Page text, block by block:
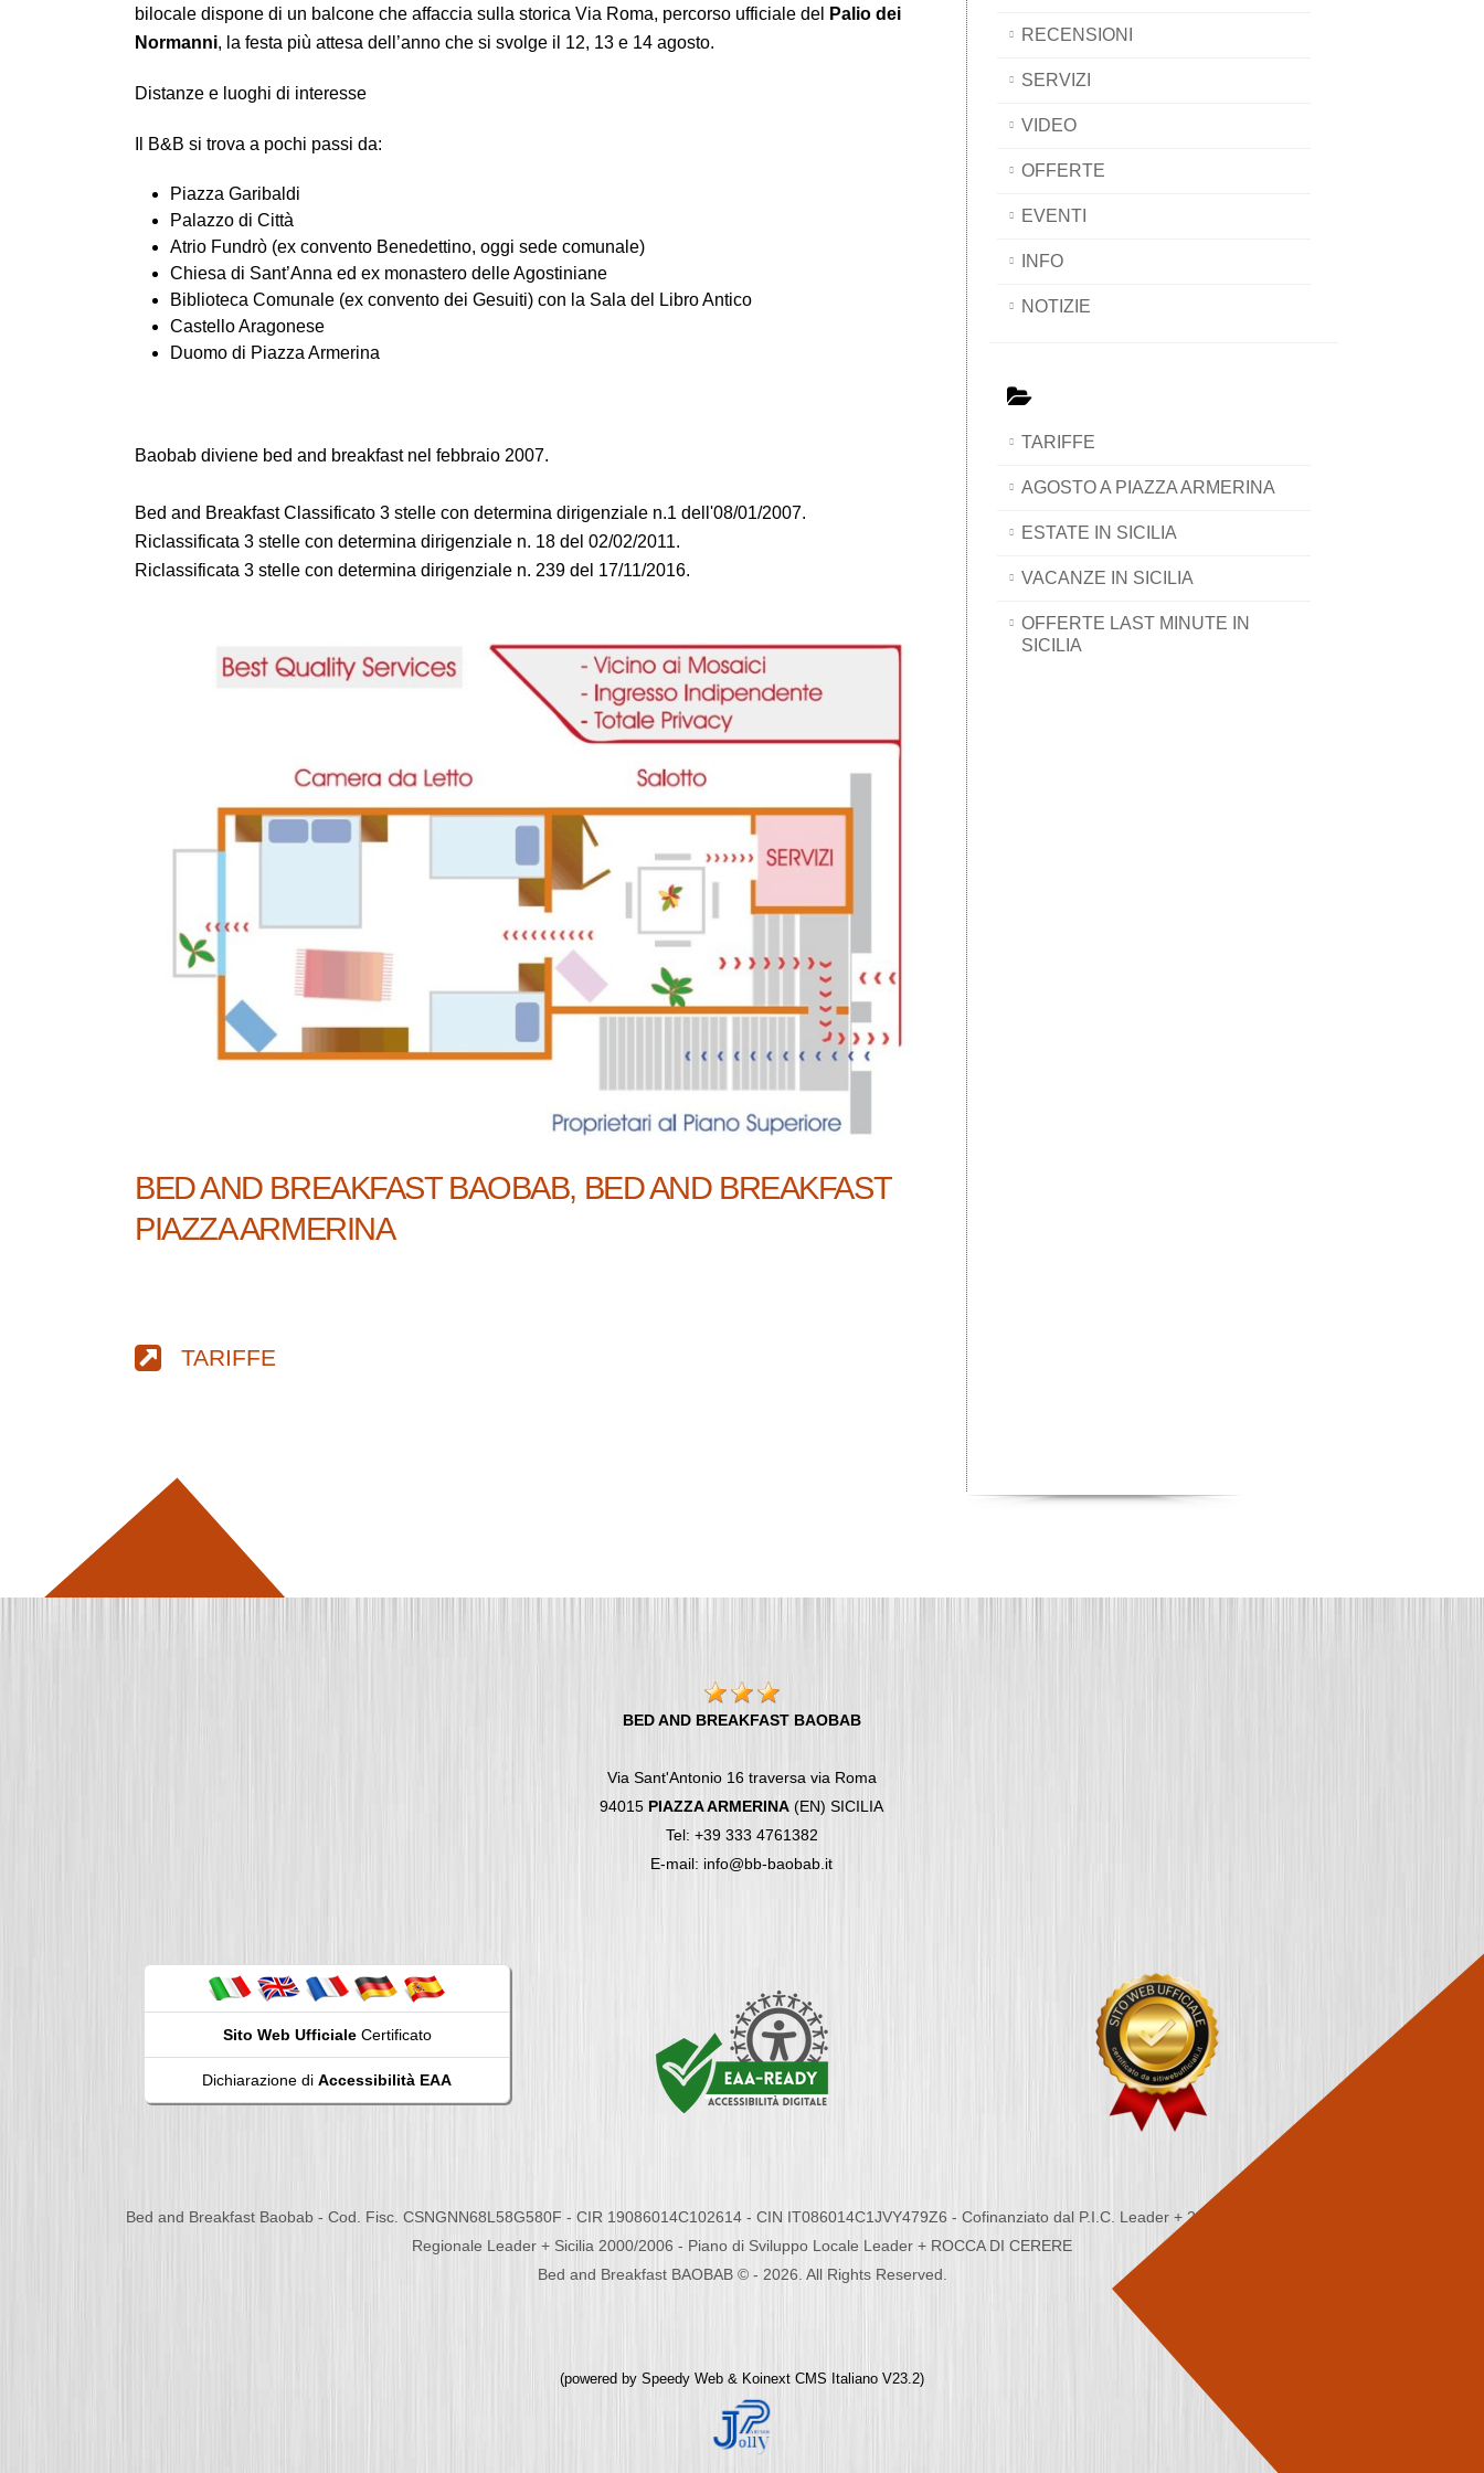
bilocale dispone di un balcone che affaccia sulla storica Via Roma, percorso ufficiale del
Palio dei
Normanni, la festa più attesa dell’anno che si svolge il 12, 13 e 14 agosto.
Distanze e luoghi di interesse
Il B&B si trova a pochi passi da:
Piazza Garibaldi
Palazzo di Città
Atrio Fundrò (ex convento Benedettino, oggi sede comunale)
Chiesa di Sant’Anna ed ex monastero delle Agostiniane
Biblioteca Comunale (ex convento dei Gesuiti) con la Sala del Libro Antico
Castello Aragonese
Duomo di Piazza Armerina
Baobab diviene bed and breakfast nel febbraio 2007.
Bed and Breakfast Classificato 3 stelle con determina dirigenziale n.1 dell'08/01/2007.
Riclassificata 3 stelle con determina dirigenziale n. 18 del 02/02/2011.
Riclassificata 3 stelle con determina dirigenziale n. 239 del 17/11/2016.
BED AND BREAKFAST BAOBAB, BED AND BREAKFAST
PIAZZA ARMERINA
TARIFFE
RECENSIONI
SERVIZI
VIDEO
OFFERTE
EVENTI
INFO
NOTIZIE
TARIFFE
AGOSTO A PIAZZA ARMERINA
ESTATE IN SICILIA
VACANZE IN SICILIA
OFFERTE LAST MINUTE IN
SICILIA
BED AND BREAKFAST BAOBAB
Via Sant'Antonio 16 traversa via Roma
94015 PIAZZA ARMERINA (EN) SICILIA
Tel: +39 333 4761382
E-mail: info@bb-baobab.it
Sito Web UfficialeCertificato
Dichiarazione di Accessibilità EAA
Bed and Breakfast Baobab - Cod. Fisc. CSNGNN68L58G580F - CIR 19086014C102614 - CIN IT086014C1JVY479Z6 - Cofinanziato dal P.I.C. Leader + 2000/2006 - Programma
Regionale Leader + Sicilia 2000/2006 - Piano di Sviluppo Locale Leader + ROCCA DI CERERE
Bed and Breakfast BAOBAB © - 2026. All Rights Reserved.
(powered by Speedy Web & Koinext CMS Italiano V23.2)